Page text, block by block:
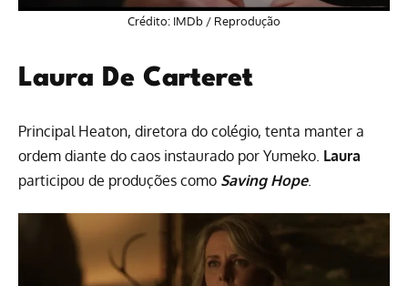
Crédito: IMDb / Reprodução
Laura De Carteret
Principal Heaton, diretora do colégio, tenta manter a
ordem diante do caos instaurado por Yumeko. Laura
participou de produções como Saving Hope.